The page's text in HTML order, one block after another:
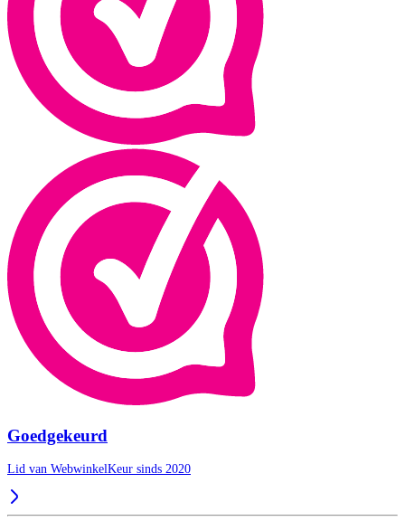
Goedgekeurd
Lid van WebwinkelKeur sinds 2020